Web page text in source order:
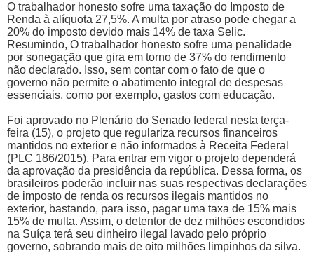
O trabalhador honesto sofre uma taxação do Imposto de
Renda à alíquota 27,5%. A multa por atraso pode chegar a
20% do imposto devido mais 14% de taxa Selic.
Resumindo, O trabalhador honesto sofre uma penalidade
por sonegação que gira em torno de 37% do rendimento
não declarado. Isso, sem contar com o fato de que o
governo não permite o abatimento integral de despesas
essenciais, como por exemplo, gastos com educação.
Foi aprovado no Plenário do Senado federal nesta terça-
feira (15), o projeto que regulariza recursos financeiros
mantidos no exterior e não informados à Receita Federal
(PLC 186/2015). Para entrar em vigor o projeto dependerá
da aprovação da presidência da república. Dessa forma, os
brasileiros poderão incluir nas suas respectivas declarações
de imposto de renda os recursos ilegais mantidos no
exterior, bastando, para isso, pagar uma taxa de 15% mais
15% de multa. Assim, o detentor de dez milhões escondidos
na Suíça terá seu dinheiro ilegal lavado pelo próprio
governo, sobrando mais de oito milhões limpinhos da silva.